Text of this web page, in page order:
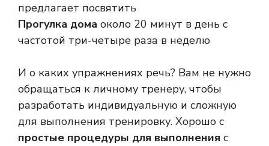
предлагает посвятить
Прогулка дома около 20 минут в день с
частотой три-четыре раза в неделю
И о каких упражнениях речь? Вам не нужно
обращаться к личному тренеру, чтобы
разработать индивидуальную и сложную
для выполнения тренировку. Хорошо с
простые процедуры для выполнения с